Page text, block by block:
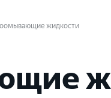
жидкости